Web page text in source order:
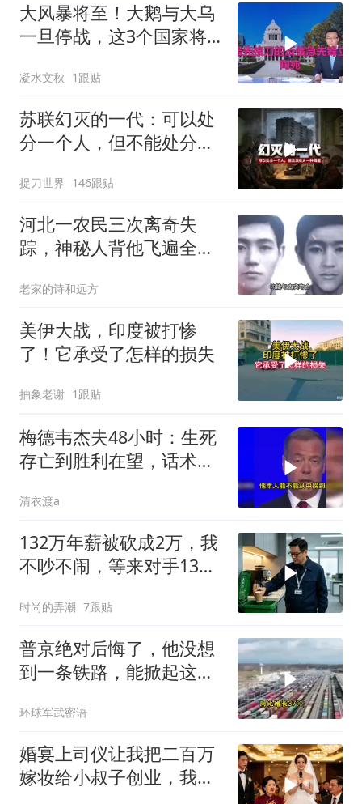
大风暴将至！大鹅与大乌
一旦停战，这3个国家将
凝水文秋 1跟贴
苏联幻灭的一代：可以处
分一个人，但不能处分一
捉刀世界 146跟贴
河北一农民三次离奇失
踪，神秘人背他飞遍全中
老家的诗和远方
美伊大战，印度被打惨
了！它承受了怎样的损失
抽象老谢 1跟贴
梅德韦杰夫48小时：生死
存亡到胜利在望，话术变
清衣渡a
132万年薪被砍成2万，我
不吵不闹，等来对手13倍
时尚的弄潮 7跟贴
普京绝对后悔了，他没想
到一条铁路，能掀起这么
改写
环球军武密语
婚宴上司仪让我把二百万
嫁妆给小叔子创业，我一